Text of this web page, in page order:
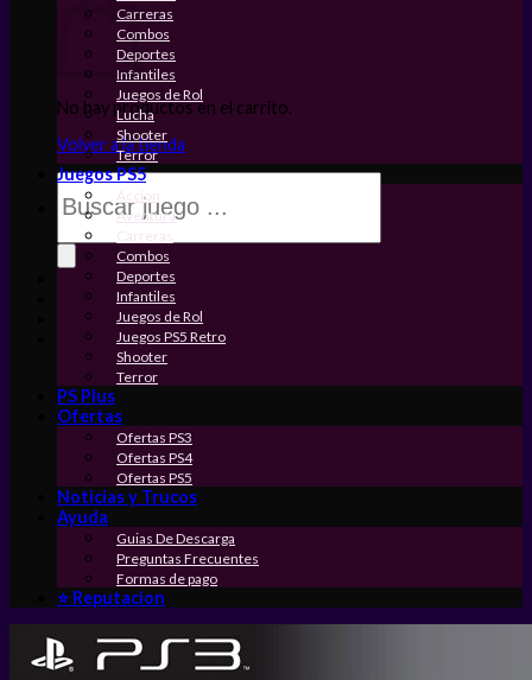
No hay productos en el carrito.
Volver a la tienda
Búsqueda
de
productos
Carreras
Combos
Deportes
Infantiles
Juegos de Rol
Lucha
Shooter
Terror
Juegos PS5
Accion
Aventura
Carreras
Combos
Deportes
Infantiles
Juegos de Rol
Juegos PS5 Retro
Shooter
Terror
PS Plus
Ofertas
Ofertas PS3
Ofertas PS4
Ofertas PS5
Noticias y Trucos
Ayuda
Guias De Descarga
Preguntas Frecuentes
Formas de pago
⭐ Reputacion